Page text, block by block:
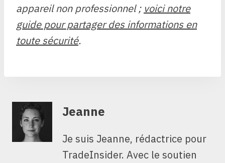
appareil non professionnel ; voici notre
guide pour partager des informations en
toute sécurité.
Jeanne
Je suis Jeanne, rédactrice pour
TradeInsider. Avec le soutien